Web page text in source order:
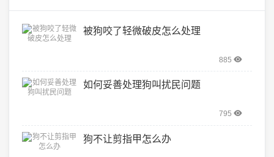
被狗咬了轻微破皮怎么处理
885
如何妥善处理狗叫扰民问题
795
狗不让剪指甲怎么办